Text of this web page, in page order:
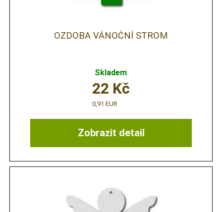
OZDOBA VÁNOČNÍ STROM
Skladem
Zobrazit detail
22 Kč
0,91 EUR